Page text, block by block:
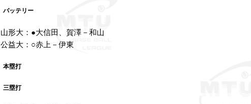
バッテリー
山形大：●大信田、賀澤－和山
公益大：○赤上－伊東
本塁打
三塁打